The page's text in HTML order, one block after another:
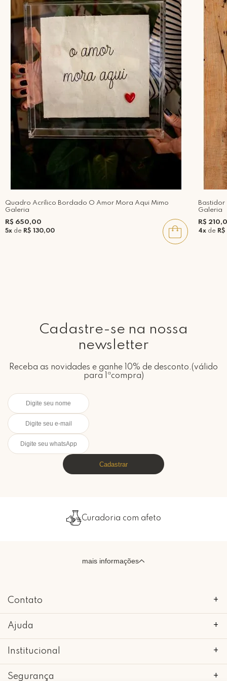
Quadro Acrílico Bordado O Amor Mora Aqui Mimo
Galeria
R$ 650,00
5x de R$ 130,00
Bastidor
Galeria
R$
4xde
Cadastre-se na nossa
newsletter
Receba as novidades e ganhe 10% de desconto.(válido
para 1ªcompra)
Cadastrar
Curadoria com afeto
mais informações
Contato +
Ajuda +
Institucional +
Segurança +